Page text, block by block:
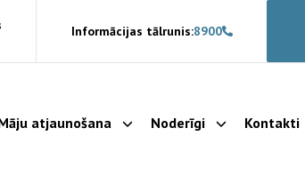
Informācijas tālrunis:8900
apakšizvēlni
atjaunošana Parādīt apakšizvēlni
Noderīgi ParādītKontakti